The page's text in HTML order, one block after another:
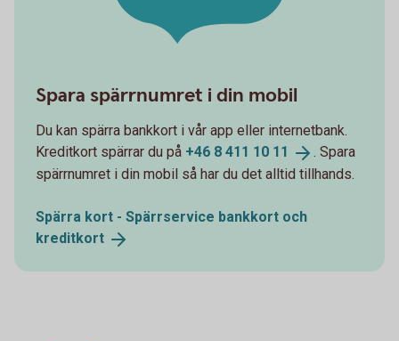
Spara spärrnumret i din mobil
Du kan spärra bankkort i vår app eller internetbank.
Kreditkort spärrar du på +46 8 411 10 11
. Spara
spärrnumret i din mobil så har du det alltid tillhands.
Spärra kort - Spärrservice bankkort och
kreditkort